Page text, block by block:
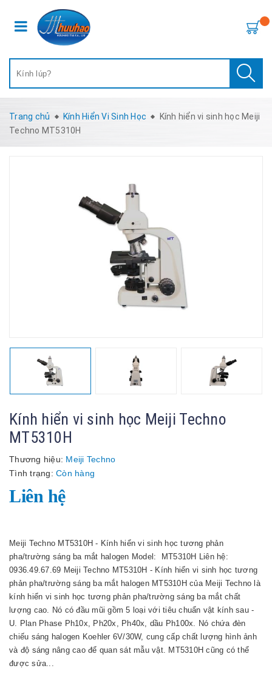
Trang chủ Kính Hiển Vi Sinh Học
Kính hiển vi sinh học Meiji
Techno MT5310H
Kính hiển vi sinh học Meiji Techno
MT5310H
Thương hiệu: Meiji Techno
Tình trạng: Còn hàng
Liên hệ
Meiji Techno MT5310H - Kính hiển vi sinh học tương phản
pha/trường sáng ba mắt halogen Model: MT5310H Liên hệ:
0936.49.67.69 Meiji Techno MT5310H - Kính hiển vi sinh học tương
phản pha/trường sáng ba mắt halogen MT5310H của Meiji Techno là
kính hiển vi sinh học tương phản pha/trường sáng ba mắt chất
lượng cao. Nó có đầu mũi gồm 5 loại với tiêu chuẩn vật kính sau -
U. Plan Phase Ph10x, Ph20x, Ph40x, dầu Ph100x. Nó chứa đèn
chiếu sáng halogen Koehler 6V/30W, cung cấp chất lượng hình ảnh
và độ sáng nâng cao để quan sát mẫu vật. MT5310H cũng có thể
được sửa...